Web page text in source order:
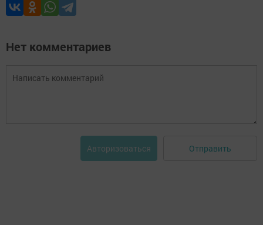
Нет комментариев
Авторизоваться Отправить